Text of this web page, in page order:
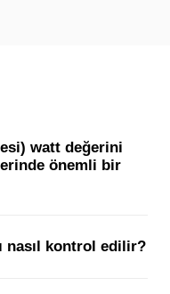
watt değerini
önemli bir
nasıl kontrol edilir?